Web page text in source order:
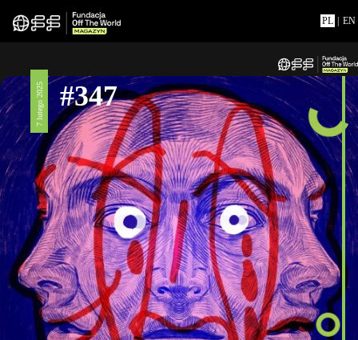
PL EN
7 lutego 2025 #347